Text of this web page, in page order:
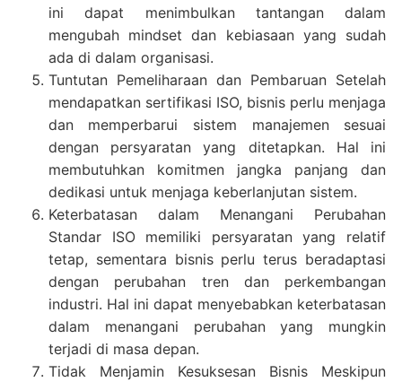
ini dapat menimbulkan tantangan dalam
mengubah mindset dan kebiasaan yang sudah
ada di dalam organisasi.
Tuntutan Pemeliharaan dan Pembaruan Setelah
mendapatkan sertifikasi ISO, bisnis perlu menjaga
dan memperbarui sistem manajemen sesuai
dengan persyaratan yang ditetapkan. Hal ini
membutuhkan komitmen jangka panjang dan
dedikasi untuk menjaga keberlanjutan sistem.
Keterbatasan dalam Menangani Perubahan
Standar ISO memiliki persyaratan yang relatif
tetap, sementara bisnis perlu terus beradaptasi
dengan perubahan tren dan perkembangan
industri. Hal ini dapat menyebabkan keterbatasan
dalam menangani perubahan yang mungkin
terjadi di masa depan.
Tidak Menjamin Kesuksesan Bisnis Meskipun